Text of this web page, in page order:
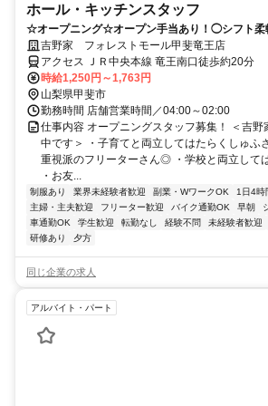
ホール・キッチンスタッフ
☆オープニング☆オープン手当あり！◯シフト
3h～◎まかない有！給与即払い制度有
吉野家 フォレストモール甲斐竜王店
アクセス ＪＲ中央本線 竜王南口徒歩約20分
時給1,250円～1,763円
山梨県甲斐市
勤務時間 店舗営業時間／04:00～02:00
仕事内容 オープニングスタッフ募集！ ＜吉
中です＞ ・子育てと両立してはたらくしゅふ
重視派のフリーターさん◎ ・学校と両立して
・お友...
制服あり 業界未経験者歓迎 副業・WワークOK
1日4時
主婦・主夫歓迎
フリーター歓迎 バイク通勤OK 早朝
車通勤OK
学生歓迎 転勤なし 経験不問 未経験者歓迎
研修あり
夕方
同じ企業の求人
アルバイト・パート